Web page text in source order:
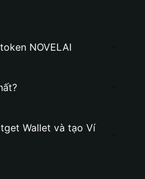
NOVELAI
Wallet và tạo Ví